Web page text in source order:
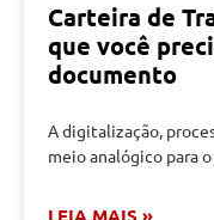
Carteira de
que você
documento
A digitalização,
meio analógico para